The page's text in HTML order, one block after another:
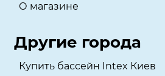
О магазине
Другие города
Купить бассейн Intex Киев